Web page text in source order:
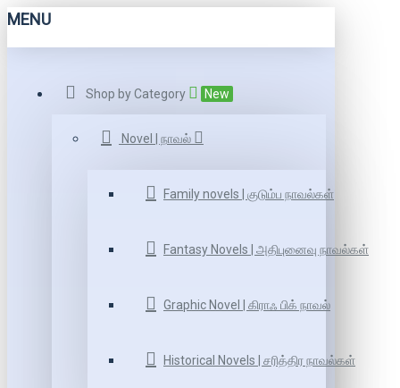
MENU
Shop by Category New
Novel | நாவல்
Family novels | குடும்ப நாவல்கள்
Fantasy Novels | அதிபுனைவு நாவல்கள்
Graphic Novel | கிராஃ பிக் நாவல்
Historical Novels | சரித்திர நாவல்கள்